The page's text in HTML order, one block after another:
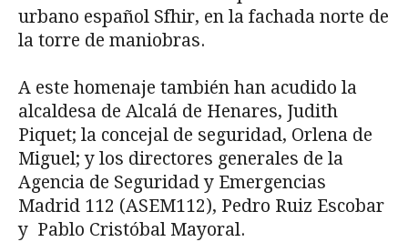
urbano español Sfhir, en la fachada norte de
la torre de maniobras.
A este homenaje también han acudido la
alcaldesa de Alcalá de Henares, Judith
Piquet; la concejal de seguridad, Orlena de
Miguel; y los directores generales de la
Agencia de Seguridad y Emergencias
Madrid 112 (ASEM112), Pedro Ruiz Escobar
y Pablo Cristóbal Mayoral.